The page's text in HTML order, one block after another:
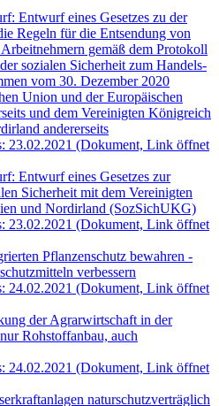
Entwurf eines Gesetzes zu der
Regeln für die Entsendung von
gemäß dem Protokoll
sozialen Sicherheit zum Handels-
vom 30. Dezember 2020
Union und der Europäischen
und dem Vereinigten Königreich
andererseits
23.02.2021 (Dokument, Link öffnet
Entwurf eines Gesetzes zur
Sicherheit mit dem Vereinigten
und Nordirland (SozSichUKG)
23.02.2021 (Dokument, Link öffnet
Pflanzenschutz bewahren -
verbessern
24.02.2021 (Dokument, Link öffnet
der Agrarwirtschaft in der
Rohstoffanbau, auch
24.02.2021 (Dokument, Link öffnet
naturschutzverträglich